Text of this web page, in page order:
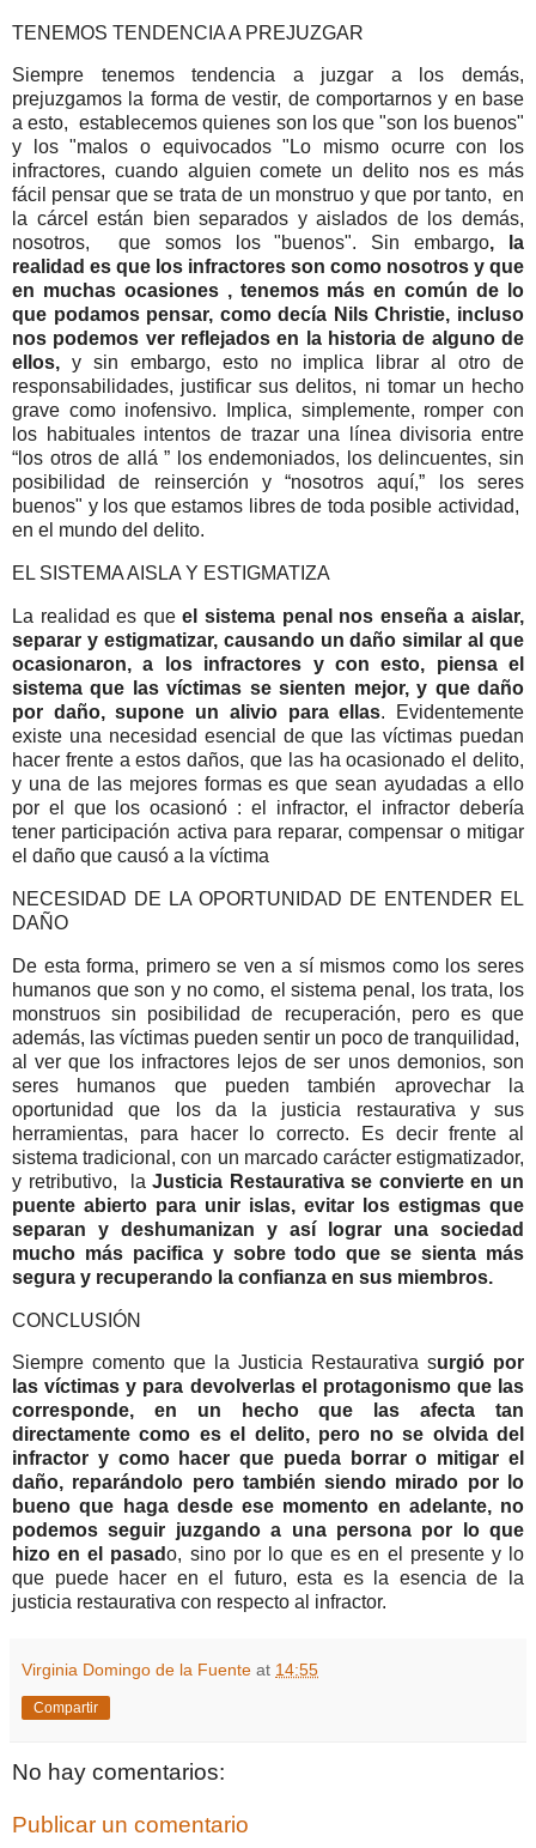
TENEMOS TENDENCIA A PREJUZGAR
Siempre tenemos tendencia a juzgar a los demás,
prejuzgamos la forma de vestir, de comportarnos y en base
a esto, establecemos quienes son los que "son los buenos"
y los "malos o equivocados "Lo mismo ocurre con los
infractores, cuando alguien comete un delito nos es más
fácil pensar que se trata de un monstruo y que por tanto, en
la cárcel están bien separados y aislados de los demás,
nosotros, que somos los "buenos". Sin embargo, la
realidad es que los infractores son como nosotros y que
en muchas ocasiones , tenemos más en común de lo
que podamos pensar, como decía Nils Christie, incluso
nos podemos ver reflejados en la historia de alguno de
ellos, y sin embargo, esto no implica librar al otro de
responsabilidades, justificar sus delitos, ni tomar un hecho
grave como inofensivo. Implica, simplemente, romper con
los habituales intentos de trazar una línea divisoria entre
“los otros de allá ” los endemoniados, los delincuentes, sin
posibilidad de reinserción y “nosotros aquí,” los seres
buenos" y los que estamos libres de toda posible actividad,
en el mundo del delito.
EL SISTEMA AISLA Y ESTIGMATIZA
La realidad es queel sistema penal nos enseña a aislar,
separar y estigmatizar, causando un daño similar al que
ocasionaron, a los infractores y con esto, piensa el
sistema que las víctimas se sienten mejor, y que daño
por daño, supone un alivio para ellas. Evidentemente
existe una necesidad esencial de que las víctimas puedan
hacer frente a estos daños, que las ha ocasionado el delito,
y una de las mejores formas es que sean ayudadas a ello
por el que los ocasionó : el infractor, el infractor debería
tener participación activa para reparar, compensar o mitigar
el daño que causó a la víctima
NECESIDAD DE LA OPORTUNIDAD DE ENTENDER EL
DAÑO
De esta forma, primero se ven a sí mismos como los seres
humanos que son y no como, el sistema penal, los trata, los
monstruos sin posibilidad de recuperación, pero es que
además, las víctimas pueden sentir un poco de tranquilidad,
al ver que los infractores lejos de ser unos demonios, son
seres humanos que pueden también aprovechar la
oportunidad que los da la justicia restaurativa y sus
herramientas, para hacer lo correcto. Es decir frente al
sistema tradicional, con un marcado carácter estigmatizador,
y retributivo, la Justicia Restaurativa se convierte en un
puente abierto para unir islas, evitar los estigmas que
separan y deshumanizan y así lograr una sociedad
mucho más pacifica y sobre todo que se sienta más
segura y recuperando la confianza en sus miembros.
CONCLUSIÓN
Siempre comento que la Justicia Restaurativa surgió por
las víctimas y para devolverlas el protagonismo que las
corresponde, en un hecho que las afecta tan
directamente como es el delito, pero no se olvida del
infractor y como hacer que pueda borrar o mitigar el
daño, reparándolo pero también siendo mirado por lo
bueno que haga desde ese momento en adelante, no
podemos seguir juzgando a una persona por lo que
hizo en el pasado, sino por lo que es en el presente y lo
que puede hacer en el futuro, esta es la esencia de la
justicia restaurativa con respecto al infractor.
Virginia Domingo de la Fuente at 14:55
Compartir
No hay comentarios:
Publicar un comentario